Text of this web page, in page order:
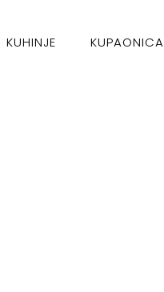
KUHINJE KUPAONICA